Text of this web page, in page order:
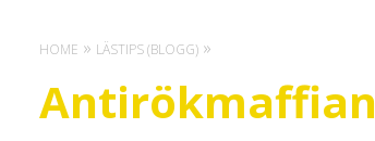
HOME LÄSTIPS (BLOGG)
Antirökmaffian